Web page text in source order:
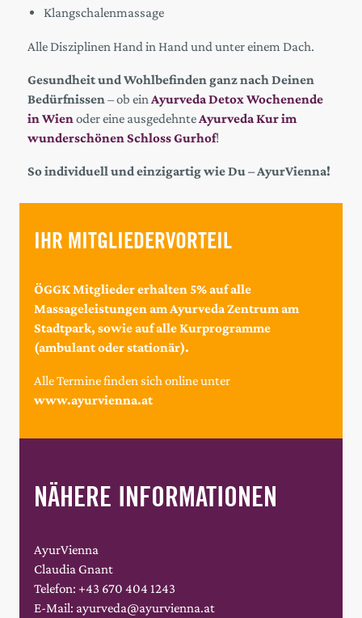
Klangschalenmassage
Alle Disziplinen Hand in Hand und unter einem Dach.
Gesundheit und Wohlbefinden ganz nach Deinen
Bedürfnissen – ob ein Ayurveda Detox Wochenende
in Wien oder eine ausgedehnte Ayurveda Kur im
wunderschönen Schloss Gurhof!
So individuell und einzigartig wie Du – AyurVienna!
IHR MITGLIEDERVORTEIL
ÖGGK Mitglieder erhalten 5% auf alle
Massageleistungen am Ayurveda Zentrum am
Stadtpark, sowie auf alle Kurprogramme
(ambulant oder stationär).
Alle Termine finden sich online unter
www.ayurvienna.at
NÄHERE INFORMATIONEN
AyurVienna
Claudia Gnant
Telefon: +43 670 404 1243
E-Mail: ayurveda@ayurvienna.at